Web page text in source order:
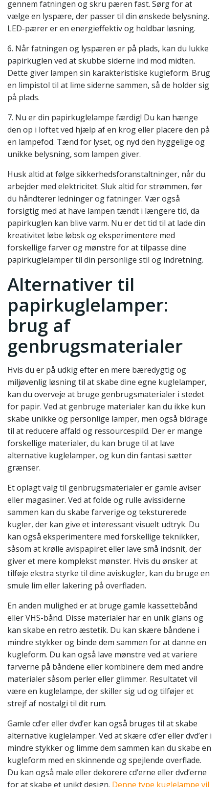
gennem fatningen og skru pæren fast. Sørg for at
vælge en lyspære, der passer til din ønskede belysning.
LED-pærer er en energieffektiv og holdbar løsning.
6. Når fatningen og lyspæren er på plads, kan du lukke
papirkuglen ved at skubbe siderne ind mod midten.
Dette giver lampen sin karakteristiske kugleform. Brug
en limpistol til at lime siderne sammen, så de holder sig
på plads.
7. Nu er din papirkuglelampe færdig! Du kan hænge
den op i loftet ved hjælp af en krog eller placere den på
en lampefod. Tænd for lyset, og nyd den hyggelige og
unikke belysning, som lampen giver.
Husk altid at følge sikkerhedsforanstaltninger, når du
arbejder med elektricitet. Sluk altid for strømmen, før
du håndterer ledninger og fatninger. Vær også
forsigtig med at have lampen tændt i længere tid, da
papirkuglen kan blive varm. Nu er det tid til at lade din
kreativitet løbe løbsk og eksperimentere med
forskellige farver og mønstre for at tilpasse dine
papirkuglelamper til din personlige stil og indretning.
Alternativer til
papirkuglelamper:
brug af
genbrugsmaterialer
Hvis du er på udkig efter en mere bæredygtig og
miljøvenlig løsning til at skabe dine egne kuglelamper,
kan du overveje at bruge genbrugsmaterialer i stedet
for papir. Ved at genbruge materialer kan du ikke kun
skabe unikke og personlige lamper, men også bidrage
til at reducere affald og ressourcespild. Der er mange
forskellige materialer, du kan bruge til at lave
alternative kuglelamper, og kun din fantasi sætter
grænser.
Et oplagt valg til genbrugsmaterialer er gamle aviser
eller magasiner. Ved at folde og rulle avissiderne
sammen kan du skabe farverige og teksturerede
kugler, der kan give et interessant visuelt udtryk. Du
kan også eksperimentere med forskellige teknikker,
såsom at krølle avispapiret eller lave små indsnit, der
giver et mere komplekst mønster. Hvis du ønsker at
tilføje ekstra styrke til dine aviskugler, kan du bruge en
smule lim eller lakering på overfladen.
En anden mulighed er at bruge gamle kassettebånd
eller VHS-bånd. Disse materialer har en unik glans og
kan skabe en retro æstetik. Du kan skære båndene i
mindre stykker og binde dem sammen for at danne en
kugleform. Du kan også lave mønstre ved at variere
farverne på båndene eller kombinere dem med andre
materialer såsom perler eller glimmer. Resultatet vil
være en kuglelampe, der skiller sig ud og tilføjer et
strejf af nostalgi til dit rum.
Gamle cd’er eller dvd’er kan også bruges til at skabe
alternative kuglelamper. Ved at skære cd’er eller dvd’er i
mindre stykker og limme dem sammen kan du skabe en
kugleform med en skinnende og spejlende overflade.
Du kan også male eller dekorere cd’erne eller dvd’erne
for at skabe et unikt design. Denne type kuglelampe vil